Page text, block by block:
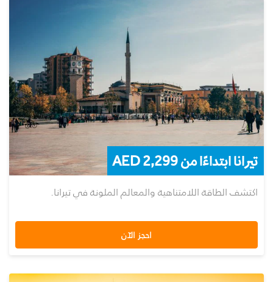
تيرانا ابتداءًا من AED 2,299
اكتشف الطاقة اللامتناهية والمعالم الملونة في تيرانا.
احجز الآن